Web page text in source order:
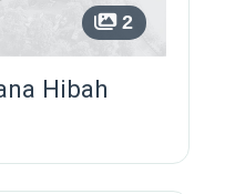
2
Hibah